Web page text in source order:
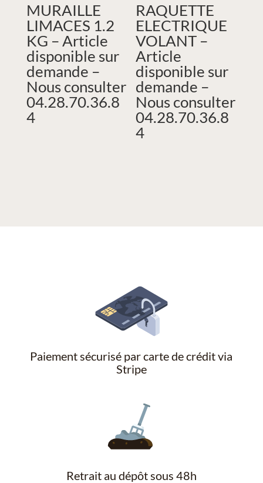
MURAILLE
LIMACES 1.2
KG – Article
disponible sur
demande –
Nous consulter
04.28.70.36.8
4
RAQUETTE
ELECTRIQUE
VOLANT –
Article
disponible sur
demande –
Nous consulter
04.28.70.36.8
4
Paiement sécurisé par carte de crédit via
Stripe
Retrait au dépôt sous 48h